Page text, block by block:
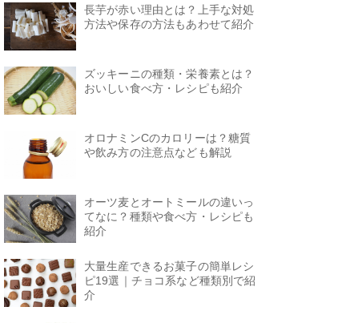
長芋が赤い理由とは？上手な対処
方法や保存の方法もあわせて紹介
ズッキーニの種類・栄養素とは？
おいしい食べ方・レシピも紹介
オロナミンCのカロリーは？糖質
や飲み方の注意点なども解説
オーツ麦とオートミールの違いっ
てなに？種類や食べ方・レシピも
紹介
大量生産できるお菓子の簡単レシ
ピ19選｜チョコ系など種類別で紹
介